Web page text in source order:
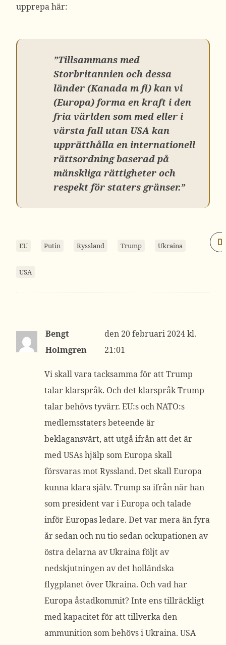
upprepa här:
”Tillsammans med
Storbritannien och dessa
länder (Kanada m fl) kan vi
(Europa) forma en kraft i den
fria världen som med eller i
värsta fall utan USA kan
upprätthålla en internationell
rättsordning baserad på
mänskliga rättigheter och
respekt för staters gränser.”
EU Putin Ryssland Trump Ukraina
USA
Bengt
Holmgren
20 februari 2024 kl.
21:01
Vi skall vara tacksamma för att Trump
talar klarspråk. Och det klarspråk Trump
talar behövs tyvärr. EU:s och NATO:s
medlemsstaters beteende är
beklagansvärt, att utgå ifrån att det är
med USAs hjälp som Europa skall
försvaras mot Ryssland. Det skall Europa
kunna klara själv. Trump sa ifrån när han
som president var i Europa och talade
inför Europas ledare. Det var mera än fyra
år sedan och nu tio sedan ockupationen av
östra delarna av Ukraina följt av
nedskjutningen av det holländska
flygplanet över Ukraina. Och vad har
Europa åstadkommit? Inte ens tillräckligt
med kapacitet för att tillverka den
ammunition som behövs i Ukraina. USA